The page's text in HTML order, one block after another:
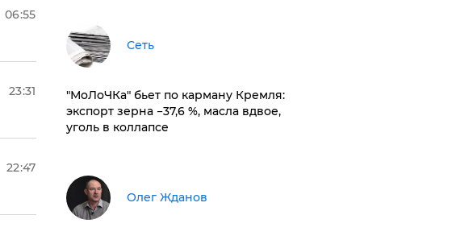
06:55
23:31
22:47
Сеть
​"МоЛоЧКа" бьет по карману Кремля:
экспорт зерна −37,6 %, масла вдвое,
уголь в коллапсе
Олег Жданов